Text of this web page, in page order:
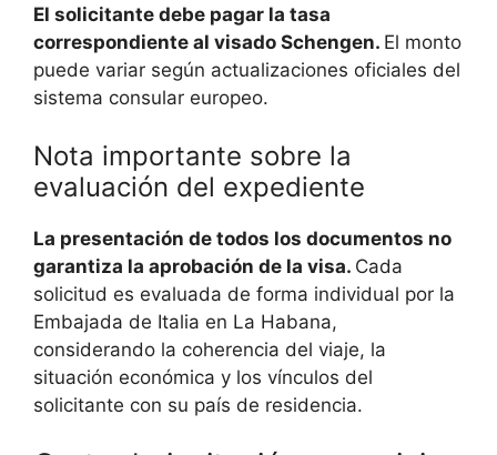
El solicitante debe pagar la tasa
correspondiente al visado Schengen. El monto
puede variar según actualizaciones oficiales del
sistema consular europeo.
Nota importante sobre la
evaluación del expediente
La presentación de todos los documentos no
garantiza la aprobación de la visa. Cada
solicitud es evaluada de forma individual por la
Embajada de Italia en La Habana,
considerando la coherencia del viaje, la
situación económica y los vínculos del
solicitante con su país de residencia.